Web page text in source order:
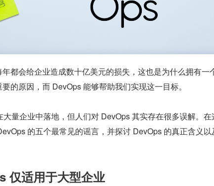
都会给企业造成数十亿美元的损失，这也是为什么拥有一
的原因，而 DevOps 能够帮助我们实现这一目标。
量企业中落地，但人们对 DevOps 其实存在很多误解。在
的五个最常见的谣言，并探讨 DevOps 的真正含义以
仅适用于大型企业